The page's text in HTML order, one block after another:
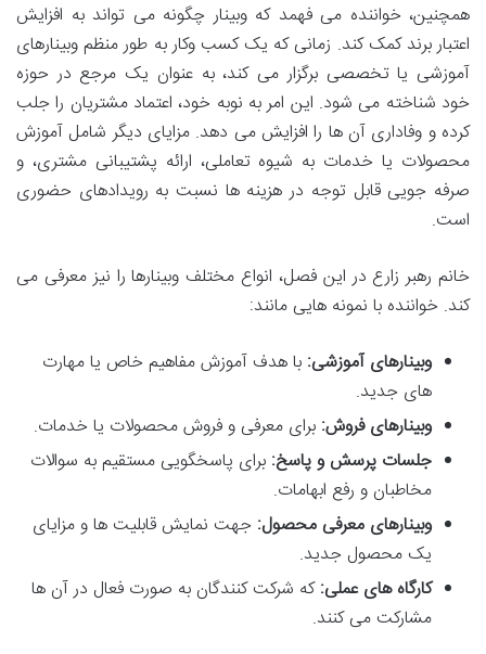
همچنین، خواننده می فهمد که وبینار چگونه می تواند به افزایش
اعتبار برند کمک کند. زمانی که یک کسب وکار به طور منظم وبینارهای
آموزشی یا تخصصی برگزار می کند، به عنوان یک مرجع در حوزه
خود شناخته می شود. این امر به نوبه خود، اعتماد مشتریان را جلب
کرده و وفاداری آن ها را افزایش می دهد. مزایای دیگر شامل آموزش
محصولات یا خدمات به شیوه تعاملی، ارائه پشتیبانی مشتری، و
صرفه جویی قابل توجه در هزینه ها نسبت به رویدادهای حضوری
است.
خانم رهبر زارع در این فصل، انواع مختلف وبینارها را نیز معرفی می
کند. خواننده با نمونه هایی مانند:
وبینارهای آموزشی: با هدف آموزش مفاهیم خاص یا مهارت
های جدید.
وبینارهای فروش: برای معرفی و فروش محصولات یا خدمات.
جلسات پرسش و پاسخ: برای پاسخگویی مستقیم به سوالات
مخاطبان و رفع ابهامات.
وبینارهای معرفی محصول: جهت نمایش قابلیت ها و مزایای
یک محصول جدید.
کارگاه های عملی:که شرکت کنندگان به صورت فعال در آن ها
مشارکت می کنند.